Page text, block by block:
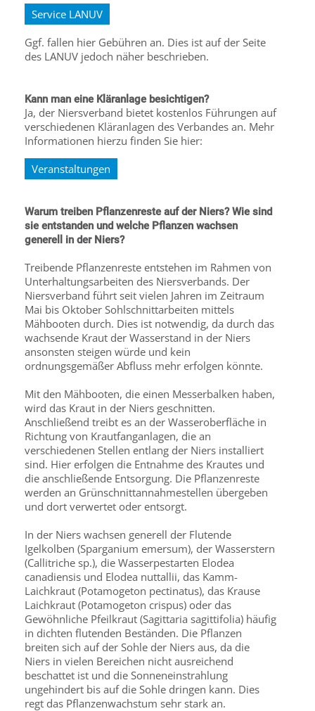
Service LANUV
Ggf. fallen hier Gebühren an. Dies ist auf der Seite
des LANUV jedoch näher beschrieben.
Kann man eine Kläranlage besichtigen?
Ja, der Niersverband bietet kostenlos Führungen auf
verschiedenen Kläranlagen des Verbandes an. Mehr
Informationen hierzu finden Sie hier:
Veranstaltungen
Warum treiben Pflanzenreste auf der Niers? Wie sind
sie entstanden und welche Pflanzen wachsen
generell in der Niers?
Treibende Pflanzenreste entstehen im Rahmen von
Unterhaltungsarbeiten des Niersverbands. Der
Niersverband führt seit vielen Jahren im Zeitraum
Mai bis Oktober Sohlschnittarbeiten mittels
Mähbooten durch. Dies ist notwendig, da durch das
wachsende Kraut der Wasserstand in der Niers
ansonsten steigen würde und kein
ordnungsgemäßer Abfluss mehr erfolgen könnte.
Mit den Mähbooten, die einen Messerbalken haben,
wird das Kraut in der Niers geschnitten.
Anschließend treibt es an der Wasseroberfläche in
Richtung von Krautfanganlagen, die an
verschiedenen Stellen entlang der Niers installiert
sind. Hier erfolgen die Entnahme des Krautes und
die anschließende Entsorgung. Die Pflanzenreste
werden an Grünschnittannahmestellen übergeben
und dort verwertet oder entsorgt.
In der Niers wachsen generell der Flutende
Igelkolben (Sparganium emersum), der Wasserstern
(Callitriche sp.), die Wasserpestarten Elodea
canadiensis und Elodea nuttallii, das Kamm-
Laichkraut (Potamogeton pectinatus), das Krause
Laichkraut (Potamogeton crispus) oder das
Gewöhnliche Pfeilkraut (Sagittaria sagittifolia) häufig
in dichten flutenden Beständen. Die Pflanzen
breiten sich auf der Sohle der Niers aus, da die
Niers in vielen Bereichen nicht ausreichend
beschattet ist und die Sonneneinstrahlung
ungehindert bis auf die Sohle dringen kann. Dies
regt das Pflanzenwachstum sehr stark an.